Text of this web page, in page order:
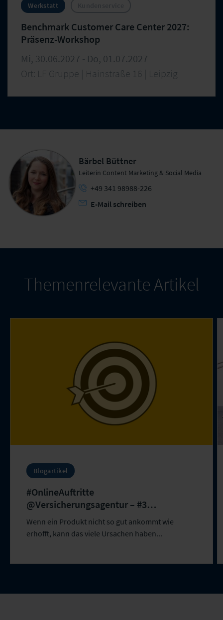
Werkstatt
Benchmark Customer Care Center 2027:
Präsenz-Workshop
Mi, 30.06.2027 - Do, 01.07.2027
Ort: LF Gruppe | Hainstraße 16 | Leipzig
Bärbel Büttner
Leiterin Content Marketing & Social Media
+49 341 98988-226
E-Mail schreiben
Themenrelevante Artikel
Blogartikel
#OnlineAuftritte
@Versicherungsagentur – #3
Zielgruppenstrategie
Wenn ein Produkt nicht so gut ankommt wie
erhofft, kann das viele Ursachen haben...